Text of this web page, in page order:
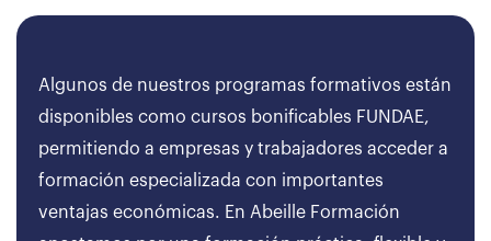
Algunos de nuestros programas formativos están
disponibles como cursos bonificables FUNDAE,
permitiendo a empresas y trabajadores acceder a
formación especializada con importantes
ventajas económicas. En Abeille Formación